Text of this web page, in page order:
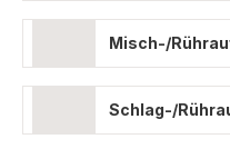
Misch-/
Schlag-/